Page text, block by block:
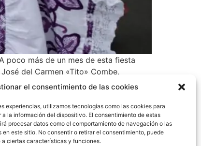
el consentimiento de las cookies
experiencias, utilizamos tecnologías como las cookies para
la información del dispositivo. El consentimiento de estas
procesar datos como el comportamiento de navegación o las
este sitio. No consentir o retirar el consentimiento, puede
ciertas características y funciones.
poco más de un mes de esta fiesta
del Carmen «Tito» Combe,